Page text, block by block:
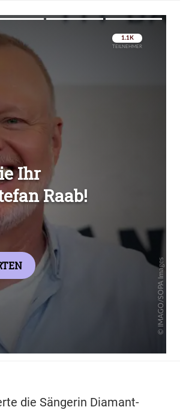
Überspringen
die Sängerin Diamant-